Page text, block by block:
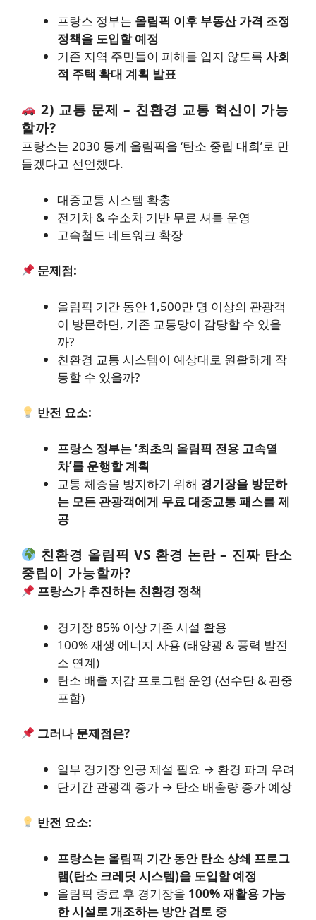
프랑스 정부는 올림픽 이후 부동산 가격 조정
정책을 도입할 예정
기존 지역 주민들이 피해를 입지 않도록 사회
적 주택 확대 계획 발표
2) 교통 문제 – 친환경 교통 혁신이 가능
할까?
프랑스는 2030 동계 올림픽을 ‘탄소 중립 대회’로 만
들겠다고 선언했다.
대중교통 시스템 확충
전기차 & 수소차 기반 무료 셔틀 운영
고속철도 네트워크 확장
문제점:
올림픽 기간 동안 1,500만 명 이상의 관광객
이 방문하면, 기존 교통망이 감당할 수 있을
까?
친환경 교통 시스템이 예상대로 원활하게 작
동할 수 있을까?
반전 요소:
프랑스 정부는 ‘최초의 올림픽 전용 고속열
차’를 운행할 계획
교통 체증을 방지하기 위해 경기장을 방문하
는 모든 관광객에게 무료 대중교통 패스를 제
공
친환경 올림픽 VS 환경 논란 – 진짜 탄소
중립이 가능할까?
프랑스가 추진하는 친환경 정책
경기장 85% 이상 기존 시설 활용
100% 재생 에너지 사용 (태양광 & 풍력 발전
소 연계)
탄소 배출 저감 프로그램 운영 (선수단 & 관중
포함)
그러나 문제점은?
일부 경기장 인공 제설 필요 → 환경 파괴 우려
단기간 관광객 증가 → 탄소 배출량 증가 예상
반전 요소:
프랑스는 올림픽 기간 동안 탄소 상쇄 프로그
램(탄소 크레딧 시스템)을 도입할 예정
올림픽 종료 후 경기장을 100% 재활용 가능
한 시설로 개조하는 방안 검토 중